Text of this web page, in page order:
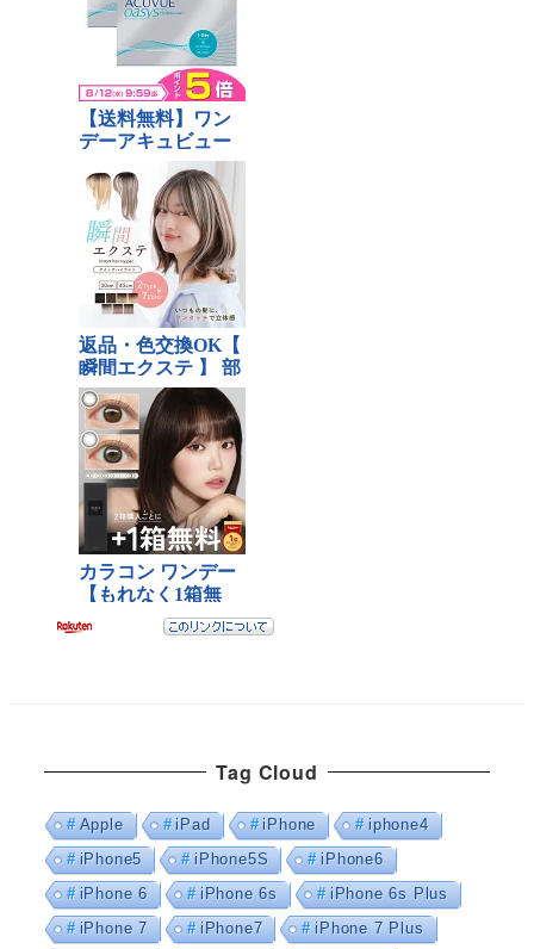
Tag Cloud
Apple iPad iPhone
iphone4
iPhone5
iPhone5S
iPhone6
iPhone 6
iPhone 6s
iPhone 6s Plus
iPhone 7
iPhone7
iPhone 7 Plus